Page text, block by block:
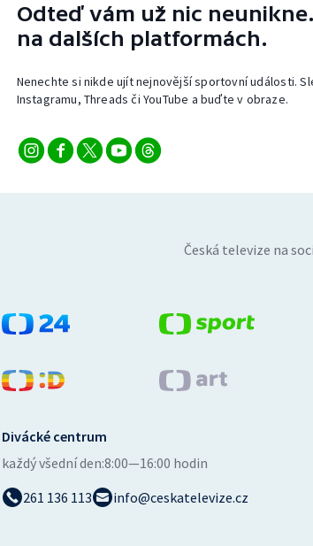
Odteď vám už nic
na dalších platformách.
Nenechte si nikde ujít nejnovější sportovní události.
Instagramu, Threads či YouTube a buďte v obraze.
Česká televize na
Divácké centrum
každý všední den:8:00—16:00 hodin
261 136 113
info@ceskatelevize.cz